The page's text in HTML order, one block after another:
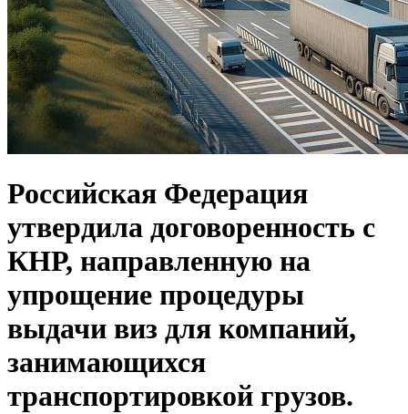
Российская Федерация
утвердила договоренность с
КНР, направленную на
упрощение процедуры
выдачи виз для компаний,
занимающихся
транспортировкой грузов.